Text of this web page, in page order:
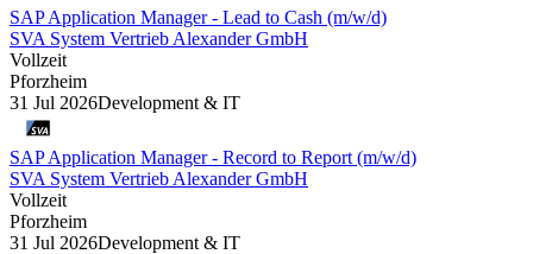
SAP Application Manager - Lead to Cash (m/w/d)
SVA System Vertrieb Alexander GmbH
Vollzeit
Pforzheim
31 Jul 2026Development & IT
SAP Application Manager - Record to Report (m/w/d)
SVA System Vertrieb Alexander GmbH
Vollzeit
Pforzheim
31 Jul 2026Development & IT